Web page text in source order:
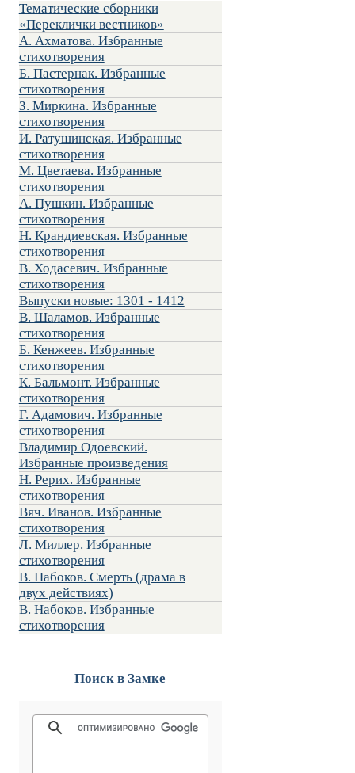
Тематические сборники
«Переклички вестников»
А. Ахматова. Избранные
стихотворения
Б. Пастернак. Избранные
стихотворения
З. Миркина. Избранные
стихотворения
И. Ратушинская. Избранные
стихотворения
М. Цветаева. Избранные
стихотворения
А. Пушкин. Избранные
стихотворения
Н. Крандиевская. Избранные
стихотворения
В. Ходасевич. Избранные
стихотворения
Выпуски новые: 1301 - 1412
В. Шаламов. Избранные
стихотворения
Б. Кенжеев. Избранные
стихотворения
К. Бальмонт. Избранные
стихотворения
Г. Адамович. Избранные
стихотворения
Владимир Одоевский.
Избранные произведения
Н. Рерих. Избранные
стихотворения
Вяч. Иванов. Избранные
стихотворения
Л. Миллер. Избранные
стихотворения
В. Набоков. Смерть (драма в
двух действиях)
В. Набоков. Избранные
стихотворения
Поиск в Замке